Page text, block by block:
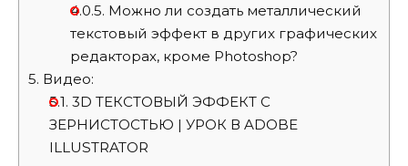
4.0.5. Можно ли создать металлический
текстовый эффект в других графических
редакторах, кроме Photoshop?
5. Видео:
5.1. 3D ТЕКСТОВЫЙ ЭФФЕКТ С
ЗЕРНИСТОСТЬЮ | УРОК В ADOBE
ILLUSTRATOR